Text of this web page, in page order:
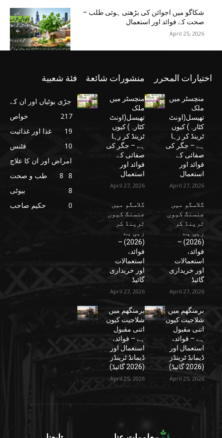
شکاگو میں اجوائن کی بڑھتی ہوئی طلب –
صحت کے فوائد اور استعمال
April 25, 2026
اختيارات المحرر
منچسٹر میں
ملک
تھیسل(اونٹ
کٹارہ) کیوں
ٹرینڈ کر رہا
ہے – جگر کی
صفائی کے
فوائد اور
استعمال
April 27, 2026
گلاسگو میں
جنسنگ کیوں
ٹرینڈ کر
رہی ہے
(2026) –
فوائد،
استعمالات
اور خریداری
گائیڈ
April 27, 2026
برمنگھم میں
شلاجیت کیوں
اتنی مقبول
ہے – فوائد،
استعمال اور
ڈیمانڈ ٹرینڈز
(2026 گائیڈ)
April 25, 2026
منشورات شائعة
منچسٹر میں
ملک
تھیسل(اونٹ
کٹارہ) کیوں
ٹرینڈ کر رہا
ہے – جگر کی
صفائی کے
فوائد اور
استعمال
April 27, 2026
گلاسگو میں
جنسنگ کیوں
ٹرینڈ کر
رہی ہے
(2026) –
فوائد،
استعمالات
اور خریداری
گائیڈ
April 27, 2026
برمنگھم میں
شلاجیت کیوں
اتنی مقبول
ہے – فوائد،
استعمال اور
ڈیمانڈ ٹرینڈز
(2026 گائیڈ)
April 25, 2026
فئة شعبية
جڑی بوٹیاں اور ان کے
خواص
217
غذا اور غذائیت
19
فٹنس
10
امراض اور ان کا علاج
8
طب و صحت
8
بیوٹی
8
حکیم صاحب
0